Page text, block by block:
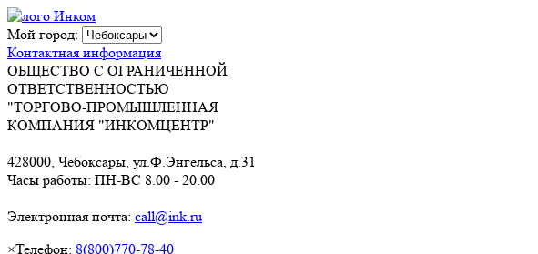
Мой город:
Контактная информация
ОБЩЕСТВО С ОГРАНИЧЕННОЙ
ОТВЕТСТВЕННОСТЬЮ
"ТОРГОВО-ПРОМЫШЛЕННАЯ
КОМПАНИЯ "ИНКОМЦЕНТР"
428000, Чебоксары, ул.Ф.Энгельса, д.31
Часы работы: ПН-ВС 8.00 - 20.00
Электронная почта: call@ink.ru
×Телефон: 8(800)770-78-40